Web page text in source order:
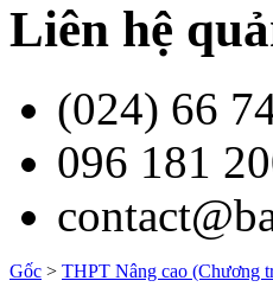
Liên hệ
(024) 66
096 181
Gốc > THPT Nâng cao (Chương